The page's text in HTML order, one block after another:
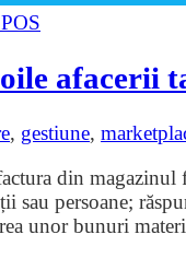
afacerii
, gestiune,
din
persoane;
unor bunuri